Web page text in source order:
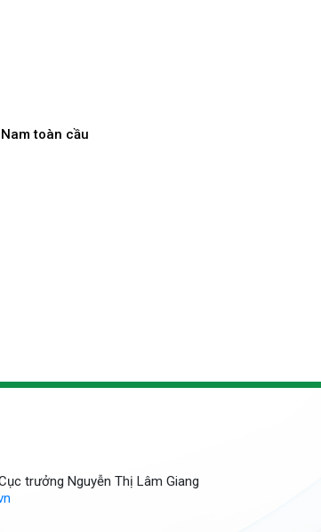
toàn cầu
trưởng Nguyễn Thị Lâm Giang